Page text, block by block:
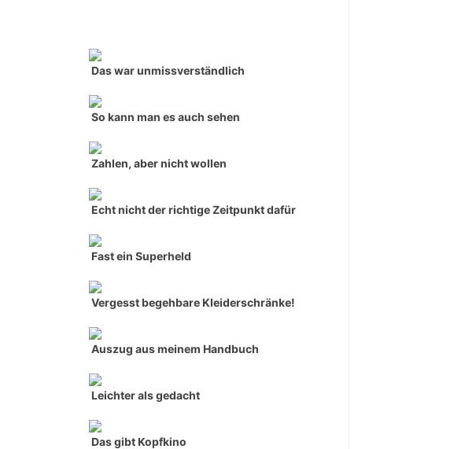
Das war unmissverständlich
So kann man es auch sehen
Zahlen, aber nicht wollen
Echt nicht der richtige Zeitpunkt dafür
Fast ein Superheld
Vergesst begehbare Kleiderschränke!
Auszug aus meinem Handbuch
Leichter als gedacht
Das gibt Kopfkino